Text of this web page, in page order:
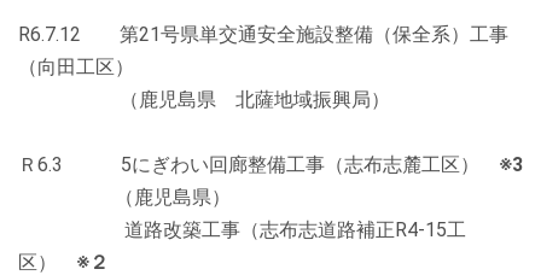
R6.7.12 第21号県単交通安全施設整備（保全系）工事
（向田工区）
（鹿児島県 北薩地域振興局）
Ｒ6.3 5にぎわい回廊整備工事（志布志麓工区） ※3
（鹿児島県）
道路改築工事（志布志道路補正R4-15工
区） ※２